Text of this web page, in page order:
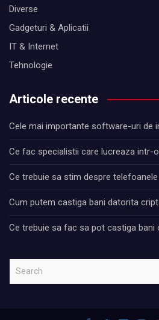
Diverse
Gadgeturi & Aplicatii
IT & Internet
Tehnologie
Articole recente
Cele mai importante software-uri de
Ce fac specialistii care lucreaza intr-
Ce trebuie sa stim despre
Cum putem castiga bani datorita
Ce trebuie sa fac sa pot castiga bani